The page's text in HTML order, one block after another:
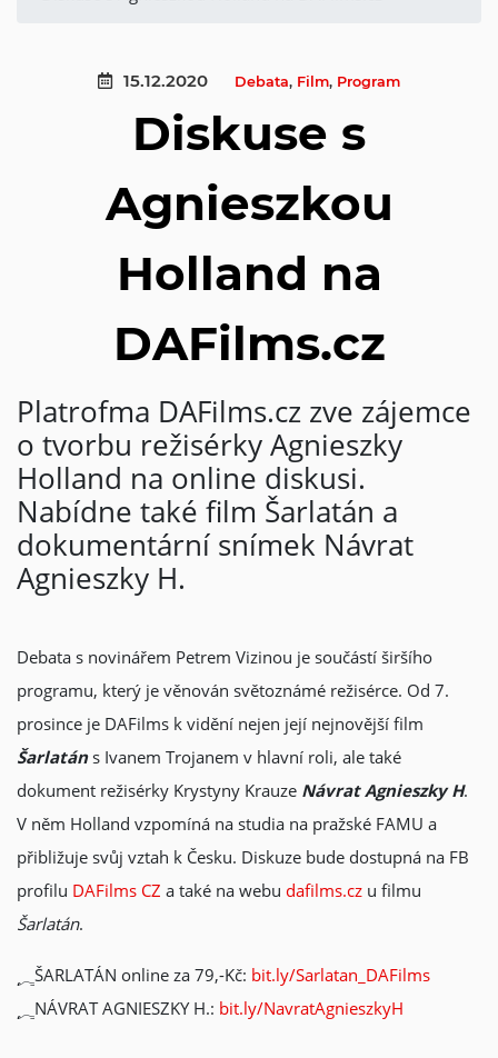
15.12.2020 Debata, Film, Program
Diskuse s
Agnieszkou
Holland na
DAFilms.cz
Platrofma DAFilms.cz zve zájemce
o tvorbu režisérky Agnieszky
Holland na online diskusi.
Nabídne také film Šarlatán a
dokumentární snímek Návrat
Agnieszky H.
Debata s novinářem Petrem Vizinou je součástí širšího
programu, který je věnován světoznámé režisérce. Od 7.
prosince je DAFilms k vidění nejen její nejnovější film
Šarlatáns Ivanem Trojanem v hlavní roli, ale také
dokument režisérky Krystyny Krauze Návrat Agnieszky H.
V něm Holland vzpomíná na studia na pražské FAMU a
přibližuje svůj vztah k Česku. Diskuze bude dostupná na FB
profilu DAFilms CZ a také na webu dafilms.cz u filmu
Šarlatán.
ŠARLATÁN online za 79,-Kč: bit.ly/Sarlatan_DAFilms
NÁVRAT AGNIESZKY H.: bit.ly/NavratAgnieszkyH